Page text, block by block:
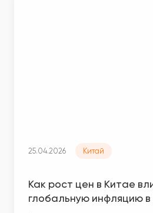
25.04.2026 Китай
Как рост цен в Китае
глобальную инфляцию в